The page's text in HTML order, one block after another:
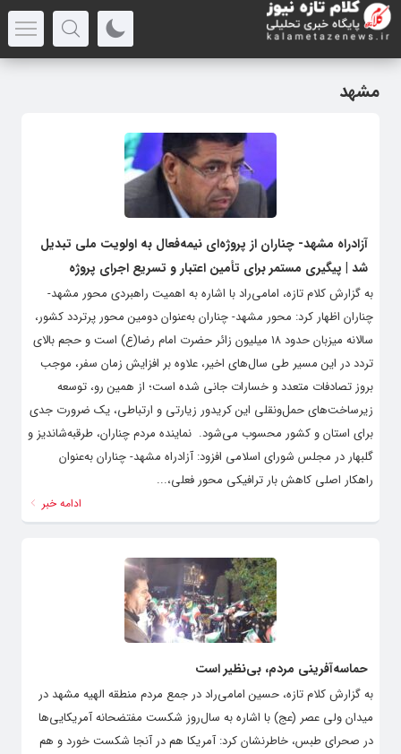
مشهد
آزادراه مشهد- چناران از پروژه‌ای نیمه‌فعال به اولویت ملی تبدیل
شد | پیگیری مستمر برای تأمین اعتبار و تسریع اجرای پروژه
به گزارش کلام تازه، امامی‌راد با اشاره به اهمیت راهبردی محور مشهد-
چناران اظهار کرد: محور مشهد- چناران به‌عنوان دومین محور پرتردد کشور،
سالانه میزبان حدود ۱۸ میلیون زائر حضرت امام رضا(ع) است و حجم بالای
تردد در این مسیر طی سال‌های اخیر، علاوه بر افزایش زمان سفر، موجب
بروز تصادفات متعدد و خسارات جانی شده است؛ از همین رو، توسعه
زیرساخت‌های حمل‌ونقلی این کریدور زیارتی و ارتباطی، یک ضرورت جدی
برای استان و کشور محسوب می‌شود. ‌ ‌نماینده مردم چناران، طرقبه‌شاندیز و
گلبهار در مجلس شورای اسلامی افزود: آزادراه مشهد- چناران به‌عنوان
راهکار اصلی کاهش بار ترافیکی محور فعلی،...
ادامه خبر
حماسه‌آفرینی مردم، بی‌نظیر است
به گزارش کلام تازه، حسین امامی‌راد در جمع مردم منطقه الهیه مشهد در
میدان ولی عصر (عج) با اشاره به سال‌روز شکست مفتضحانه آمریکایی‌ها
در صحرای طبس، خاطرنشان کرد: آمریکا هم در آنجا شکست خورد و هم